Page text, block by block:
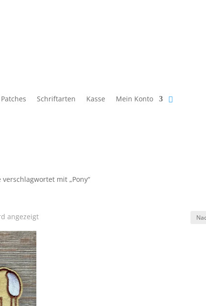
Patches Schriftarten Kasse Mein Konto
mit „Pony“
angezeigt